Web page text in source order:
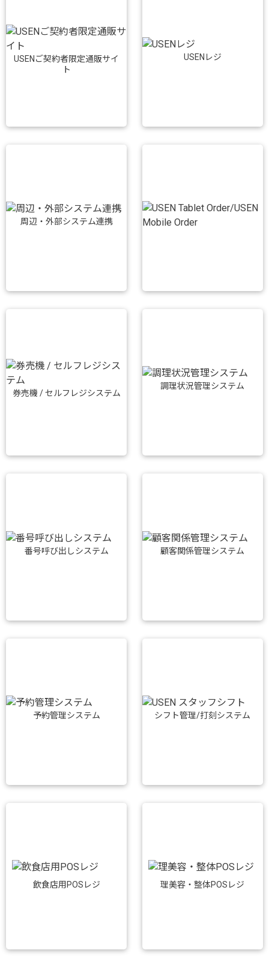
USENご契約者限定通販サイ
ト
USENレジ
周辺・外部システム連携
券売機 / セルフレジシステム
調理状況管理システム
番号呼び出しシステム 顧客関係管理システム
予約管理システム シフト管理/打刻システム
飲食店用POSレジ 理美容・整体POSレジ